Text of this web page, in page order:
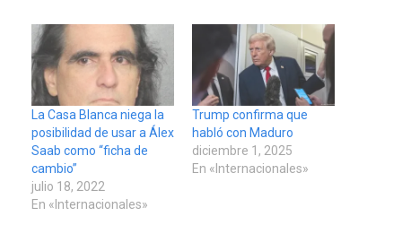
La Casa Blanca niega la
posibilidad de usar a Álex
Saab como “ficha de
cambio”
julio 18, 2022
En «Internacionales»
Trump confirma que
habló con Maduro
diciembre 1, 2025
En «Internacionales»